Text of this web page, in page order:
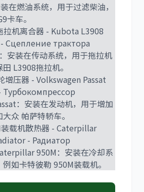
在燃油系统，用于过滤柴油，
卡车。
拉机离合器 - Kubota L3908
Сцепление трактора
安装在传动系统，用于拖拉机
L3908拖拉机。
增压器 - Volkswagen Passat
：安装在发动机，用于增加
众 帕萨特轿车。
载机散热器 - Caterpillar
- Радиатор
950M：安装在冷却系
如卡特彼勒 950M装载机。